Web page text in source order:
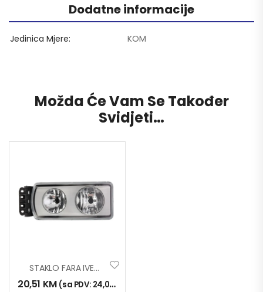
Dodatne informacije
Jedinica Mjere KOM
Možda Će Vam Se Također
Svidjeti…
STAKLO FARA IVECO STRALIS
20,51 KM (sa PDV: 24,00